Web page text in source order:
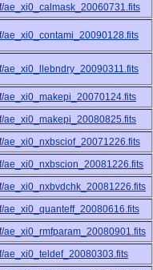
ae_xi0_calmask_20060731.fits
ae_xi0_contami_20090128.fits
ae_xi0_llebndry_20090311.fits
ae_xi0_makepi_20070124.fits
ae_xi0_makepi_20080825.fits
ae_xi0_nxbsciof_20071226.fits
ae_xi0_nxbscion_20081226.fits
ae_xi0_nxbvdchk_20081226.fits
ae_xi0_quanteff_20080616.fits
ae_xi0_rmfparam_20080901.fits
ae_xi0_teldef_20080303.fits